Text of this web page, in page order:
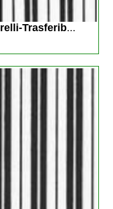
Trasferib...